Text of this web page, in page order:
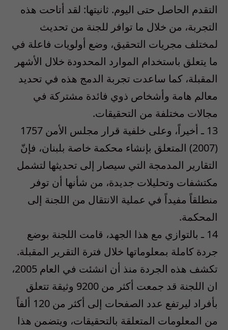
التقدم الحاصل حتى اليوم. ثانيتها: لقد أتاحت هذه
التجربة، من خلال ما توافر للجنة من تحديث
لمختلف مجريات التحقيق، وضع أولويات فاعلة في
ما يتعلق باستخدام الموارد المحدودة خلال الأشهر
المقبلة، كما ساعدت تجربة الدمج هذه في تحديد
معالم هامة وأشخاص ذوي فائدة مشتركة في
مجالات مختلفة من التحقيقات.
13 ـ أخيراً، وعلى خلفية قرار مجلس الأمن 1757
(2007) المتعلق بإنشاء محكمة خاصة بلبنان، فإنّ
التقارير المدمجة التي سيصار إلى تحديثها لتشمل
مكتشفات وتحليلات جديدة، من شأنها أن توفر
منطلقاً مفيداً في عملية الانتقال من اللجنة إلى
المحكمة.
14 ـ بالتوازي مع هذا الجهد، قامت اللجنة بوضع
جردة كاملة بمعلوماتها خلال فترة التقرير المقبلة.
تكشف هذه الجردة منذ أن انشئت في العام 2005،
ان اللجنة قد جمعت أكثر من 9200 وثيقة تتعلق
بأفراد ليرتفع عدد الصفحات إلى أكثر من 120 ألفاً
من المعلومات المتعلقة بالتحقيقات، ويتضمن هذا